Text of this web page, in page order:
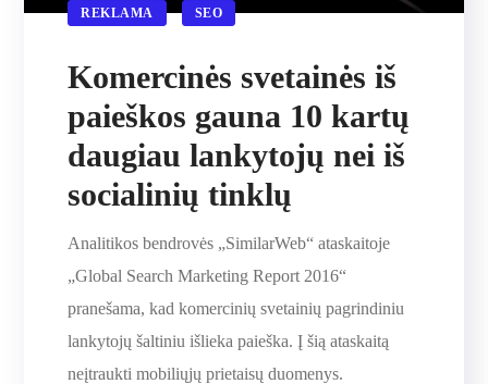
REKLAMA SEO
Komercinės svetainės iš
paieškos gauna 10 kartų
daugiau lankytojų nei iš
socialinių tinklų
Analitikos bendrovės „SimilarWeb“ ataskaitoje
„Global Search Marketing Report 2016“
pranešama, kad komercinių svetainių pagrindiniu
lankytojų šaltiniu išlieka paieška. Į šią ataskaitą
neįtraukti mobiliųjų prietaisų duomenys.